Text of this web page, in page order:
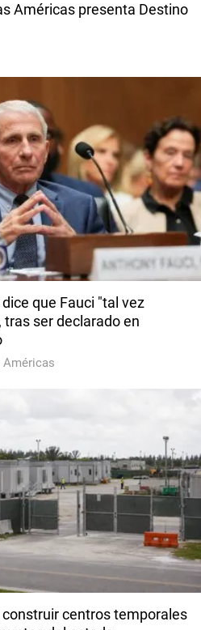
Américas presenta Destino
que Fauci "tal vez
ser declarado en
Américas
construir centros temporales